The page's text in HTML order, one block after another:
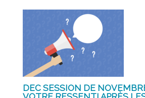
DEC SESSION DE